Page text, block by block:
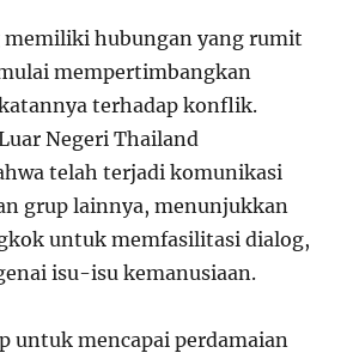
memiliki hubungan yang rumit
mempertimbangkan
terhadap konflik.
Negeri Thailand
telah terjadi komunikasi
grup lainnya, menunjukkan
untuk memfasilitasi dialog,
isu-isu kemanusiaan.
untuk mencapai perdamaian